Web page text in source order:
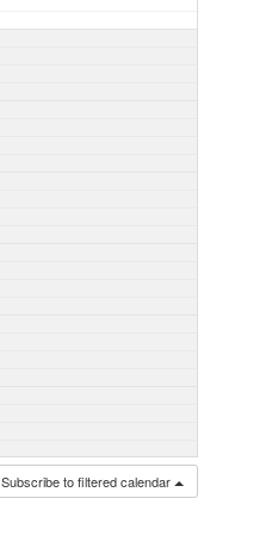
Subscribe to filtered calendar